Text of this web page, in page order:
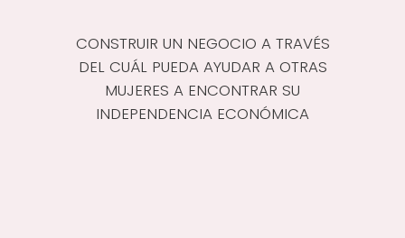
CONSTRUIR UN NEGOCIO A TRAVÉS
DEL CUÁL PUEDA AYUDAR A OTRAS
MUJERES A ENCONTRAR SU
INDEPENDENCIA ECONÓMICA